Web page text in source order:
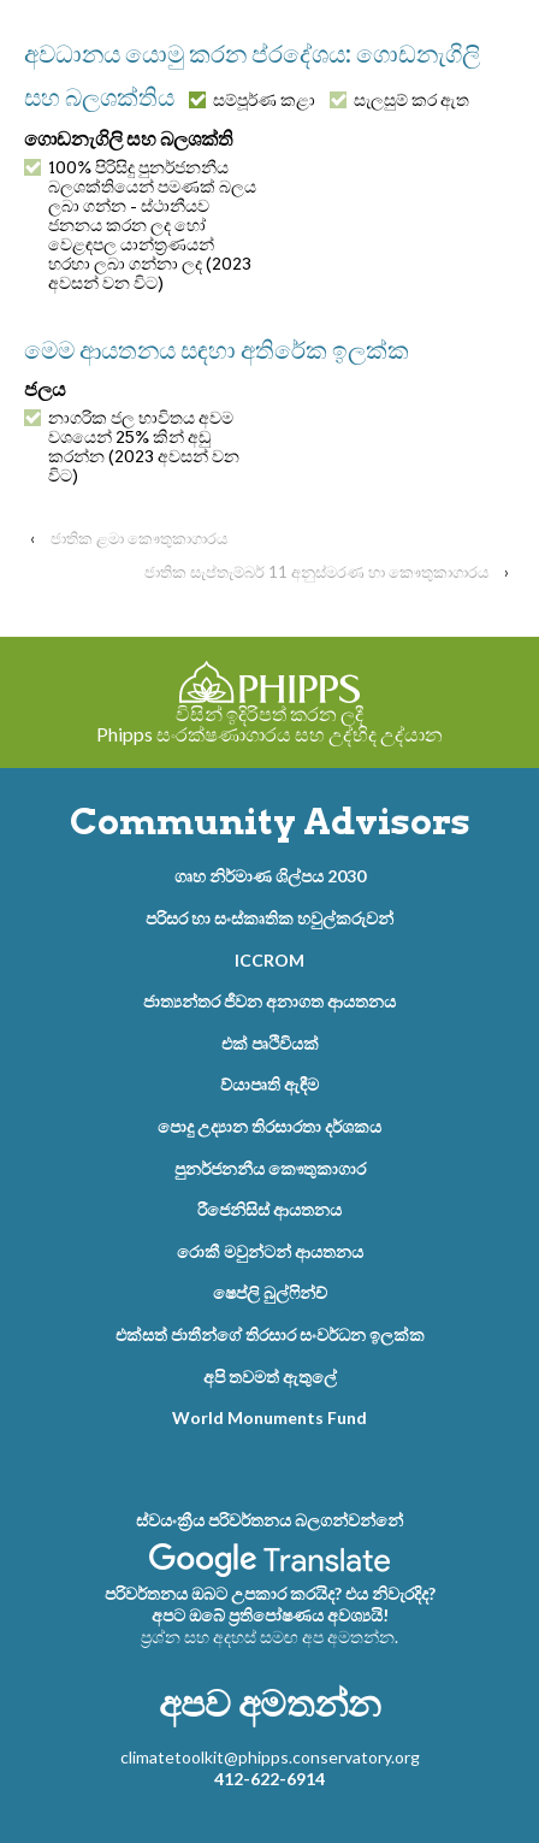
අවධානය යොමු කරන ප්රදේශය: ගොඩනැගිලි
සහ බලශක්තිය
සම්පූර්ණ කළා සැලසුම් කර ඇත
ගොඩනැගිලි සහ බලශක්ති
100% පිරිසිදු පුනර්ජනනීය
බලශක්තියෙන් පමණක් බලය
ලබා ගන්න - ස්ථානීයව
ජනනය කරන ලද හෝ
වෙළඳපල යාන්ත්‍රණයන්
හරහා ලබා ගන්නා ලද (2023
අවසන් වන විට)
මෙම ආයතනය සඳහා අතිරේක ඉලක්ක
ජලය
නාගරික ජල භාවිතය අවම
වශයෙන් 25% කින් අඩු
කරන්න (2023 අවසන් වන
විට)
‹
ජාතික ළමා කෞතුකාගාරය
ජාතික සැප්තැම්බර් 11 අනුස්මරණ හා කෞතුකාගාරය
›
විසින් ඉදිරිපත් කරන ලදී
Phipps සංරක්ෂණාගාරය සහ උද්භිද උද්යාන
Community Advisors
ගෘහ නිර්මාණ ශිල්පය 2030
පරිසර හා සංස්කෘතික හවුල්කරුවන්
ICCROM
ජාත්‍යන්තර ජීවන අනාගත ආයතනය
එක් පෘථිවියක්
ව්යාපෘති ඇඳීම
පොදු උද්‍යාන තිරසාරතා දර්ශකය
පුනර්ජනනීය කෞතුකාගාර
රීජෙනිසිස් ආයතනය
රොකී මවුන්ටන් ආයතනය
ෂෙප්ලි බුල්ෆින්ච්
එක්සත් ජාතීන්ගේ තිරසාර සංවර්ධන ඉලක්ක
අපි තවමත් ඇතුලේ
World Monuments Fund
ස්වයංක්‍රීය පරිවර්තනය බලගන්වන්නේ
පරිවර්තනය ඔබට උපකාර කරයිද? එය නිවැරදිද?
අපට ඔබේ ප්‍රතිපෝෂණය අවශ්‍යයි!
ප්‍රශ්න සහ අදහස් සමඟ අප අමතන්න.
අපව අමතන්න
climatetoolkit@phipps.conservatory.org
412-622-6914